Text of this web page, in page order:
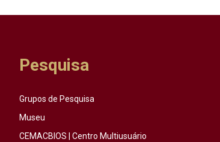
Pesquisa
Grupos de Pesquisa
Museu
CEMACBIOS | Centro Multiusuário